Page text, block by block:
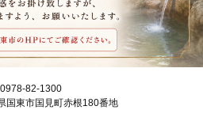
82-1300
国東市国見町赤根180番地